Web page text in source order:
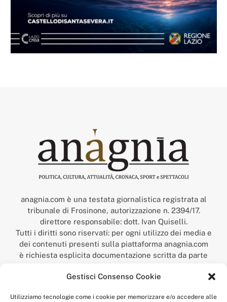
Gestisci Consenso Cookie
Utilizziamo tecnologie come i cookie per memorizzare e/o accedere alle
anagnia.com è una testata giornalistica registrata al
tribunale di Frosinone, autorizzazione n. 2394/17.
direttore responsabile: dott. Ivan Quiselli.
Tutti i diritti sono riservati: per ogni utilizzo dei media e
dei contenuti presenti sulla piattaforma anagnia.com
è richiesta esplicita documentazione scritta da parte
della redazione.
“Anagnia” è un marchio registrato presso l’Ufficio Italiano
Economico,